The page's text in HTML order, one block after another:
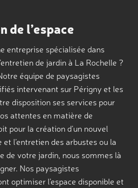
de l’espace
entreprise spécialisée dans
de jardin à La Rochelle ?
équipe de paysagistes
intervenant sur Périgny et les
disposition ses services pour
attentes en matière de
pour la création d’un nouvel
l’entretien des arbustes ou la
de votre jardin, nous sommes là
Nos paysagistes
optimiser l’espace disponible et